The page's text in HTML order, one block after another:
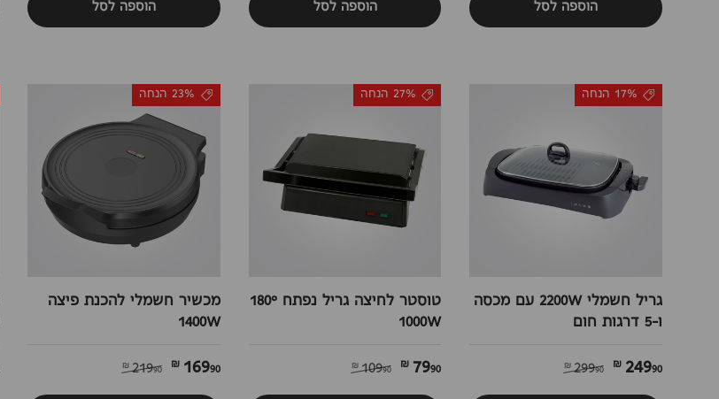
הוספה לסל הוספה לסל הוספה לסל
17% הנחה
גריל חשמלי 2200W עם מכסה
ו-5 דרגות חום
24990 ₪
29990 ₪
27% הנחה
טוסטר לחיצה גריל נפתח 180°
1000W
7990 ₪
10990 ₪
23% הנחה
מכשיר חשמלי להכנת פיצה
1400W
16990 ₪
21990 ₪